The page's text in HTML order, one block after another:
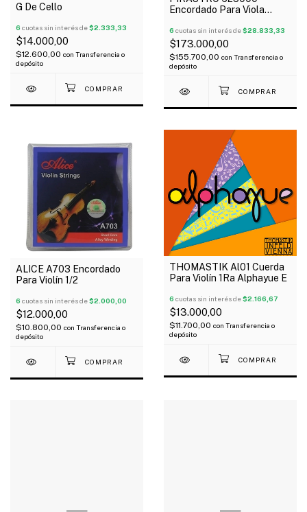
G De Cello
6 cuotas sin interés de$2.333,33
$14.000,00
$12.600,00 con Transferencia o
depósito
Encordado Para Viola
6 cuotas sin interés de$28.833,33
$173.000,00
$155.700,00 con Transferencia o
depósito
ALICE A703 Encordado
Para Violín 1/2
6 cuotas sin interés de$2.000,00
$12.000,00
$10.800,00 con Transferencia o
depósito
THOMASTIK Al01 Cuerda
Para Violín 1Ra Alphayue E
6 cuotas sin interés de$2.166,67
$13.000,00
$11.700,00 con Transferencia o
depósito